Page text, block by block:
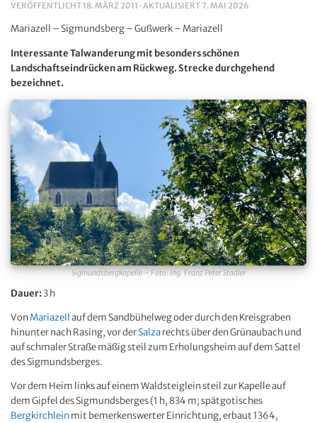
VERÖFFENTLICHT 18. MÄRZ 2011 · AKTUALISIERT 7. MAI 2026
Mariazell – Sigmundsberg – Gußwerk – Mariazell
Interessante Talwanderung mit besonders schönen
Landschaftseindrücken am Rückweg. Strecke durchgehend
bezeichnet.
Sigmundsbergkapelle – Foto: Ing. Franz Peter Stadler
Dauer:3 h
Von Mariazellauf dem Sandbühelweg oder durch den Kreisgraben
hinunter nach Rasing, vor derSalzarechts über den Grünaubach und
auf schmaler Straße mäßig steil zum Erholungsheim auf dem Sattel
des Sigmundsberges.
Vor dem Heim links auf einem Waldsteiglein steil zur Kapelle auf
dem Gipfel des Sigmundsberges (1 h, 834 m; spätgotisches
Bergkirchleinmit bemerkenswerter Einrichtung, erbaut 1364,